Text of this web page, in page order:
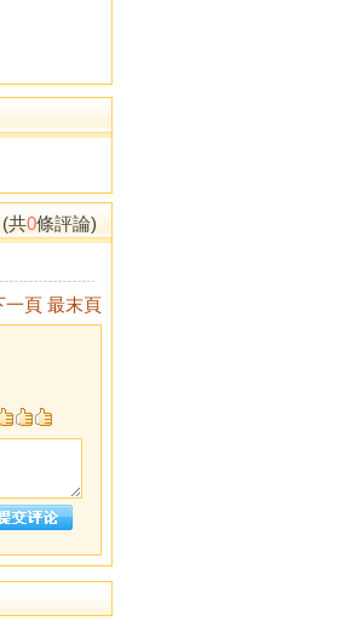
(共0條評論)
一頁 最末頁